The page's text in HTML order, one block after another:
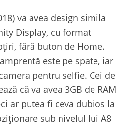
va avea design simila
Display, cu format
fără buton de Home.
este pe spate, iar
pentru selfie. Cei de
că va avea 3GB de RAM
ar putea fi ceva dubios la
sub nivelul lui A8